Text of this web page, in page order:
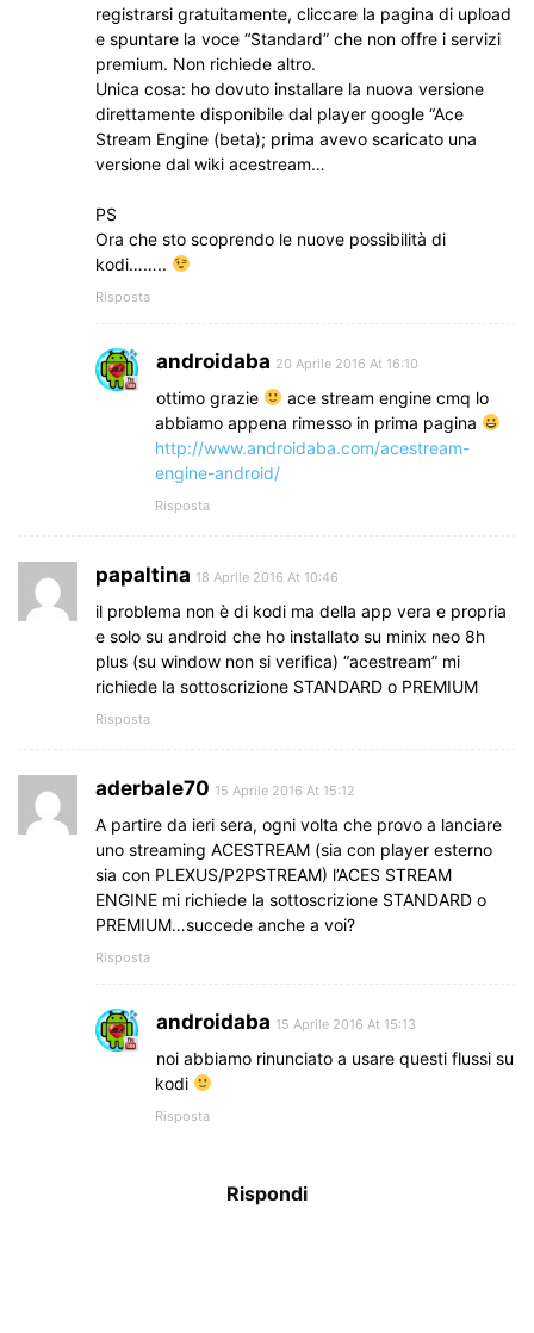
registrarsi gratuitamente, cliccare la pagina di upload
e spuntare la voce “Standard” che non offre i servizi
premium. Non richiede altro.
Unica cosa: ho dovuto installare la nuova versione
direttamente disponibile dal player google “Ace
Stream Engine (beta); prima avevo scaricato una
versione dal wiki acestream…
PS
Ora che sto scoprendo le nuove possibilità di
kodi……..
Risposta
androidaba 20 Aprile 2016 At 16:10
ottimo grazie
ace stream engine cmq lo
abbiamo appena rimesso in prima pagina
http://www.androidaba.com/acestream-
engine-android/
Risposta
papaltina 18 Aprile 2016 At 10:46
il problema non è di kodi ma della app vera e propria
e solo su android che ho installato su minix neo 8h
plus (su window non si verifica) “acestream” mi
richiede la sottoscrizione STANDARD o PREMIUM
Risposta
aderbale70 15 Aprile 2016 At 15:12
A partire da ieri sera, ogni volta che provo a lanciare
uno streaming ACESTREAM (sia con player esterno
sia con PLEXUS/P2PSTREAM) l’ACES STREAM
ENGINE mi richiede la sottoscrizione STANDARD o
PREMIUM…succede anche a voi?
Risposta
androidaba 15 Aprile 2016 At 15:13
noi abbiamo rinunciato a usare questi flussi su
kodi
Risposta
Rispondi